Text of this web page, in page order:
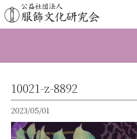
10021-z-8892
2023/05/01